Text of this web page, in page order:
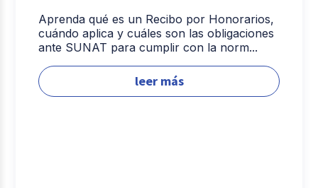
Aprenda qué es un Recibo por Honorarios,
cuándo aplica y cuáles son las obligaciones
ante SUNAT para cumplir con la norm...
leer más